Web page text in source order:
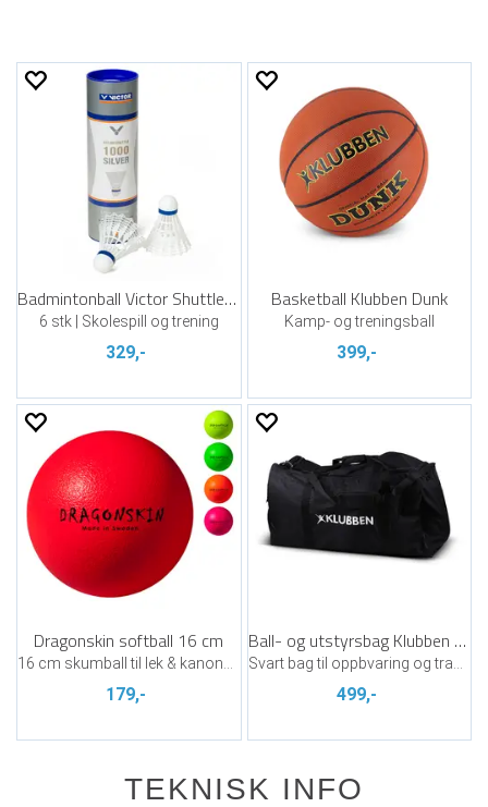
Badmintonball Victor Shuttle 1000
6 stk | Skolespill og trening
329,-
Basketball Klubben Dunk
Kamp- og treningsball
399,-
Dragonskin softball 16 cm
179,-
Ball- og utstyrsbag Klubben 128 ltr
499,-
TEKNISK INFO